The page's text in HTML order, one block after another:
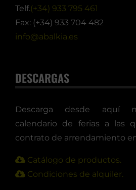
Telf.(+34) 933 795 461
Fax: (+34) 933 704 482
info@abalkia.es
DESCARGAS
Descarga desde aquí
calendario de ferias a las
contrato de arrendamiento
Catálogo de productos.
Condiciones de alquiler.